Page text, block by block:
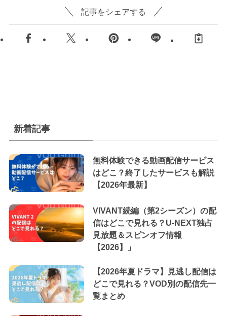
記事をシェアする
新着記事
無料体験できる動画配信サービス
はどこ？終了したサービスも解説
【2026年最新】
VIVANT続編（第2シーズン）の配
信はどこで見れる？U-NEXT独占
見放題＆スピンオフ情報
【2026】」
【2026年夏ドラマ】見逃し配信は
どこで見れる？VOD別の配信先一
覧まとめ